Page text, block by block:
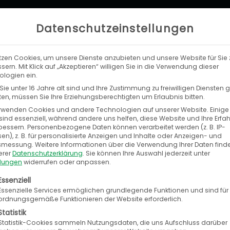
LEISTUNGEN UNTERNEHMEN
Netzwerk aus verschiedenen Services, das
in ganz Europa und treibt deren
Datenschutzeinstellungen
Cookies, um unsere Dienste anzubieten und unsere Website für Sie
Mit Klick auf „Akzeptieren“ willigen Sie in die Verwendung dieser
ein.
unter 16 Jahre alt sind und Ihre Zustimmung zu freiwilligen Diensten
müssen Sie Ihre Erziehungsberechtigten um Erlaubnis bitten.
Cookies und andere Technologien auf unserer Website.
essenziell, während andere uns helfen, diese Website und Ihre
Personenbezogene Daten können verarbeitet werden (z. B. IP-
z. B. für personalisierte Anzeigen und Inhalte oder Anzeigen- und
Weitere Informationen über die Verwendung Ihrer Daten
Datenschutzerklärung. Sie können Ihre Auswahl jederzeit unter
widerrufen oder anpassen.
eine Liste der Service-Gruppen, für die eine
Services ermöglichen grundlegende Funktionen und sind
Funktionieren der Website erforderlich.
Cookies sammeln Nutzungsdaten, die uns Aufschluss darüber